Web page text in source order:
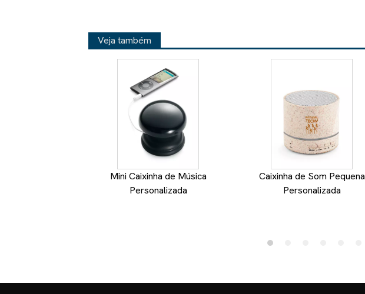
Veja também
Mini Caixinha de Música
Personalizada
Caixinha de Som Pequena
Personalizada